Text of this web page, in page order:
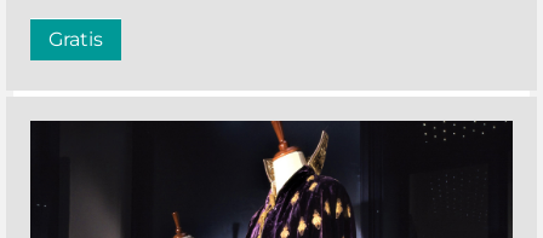
Gratis